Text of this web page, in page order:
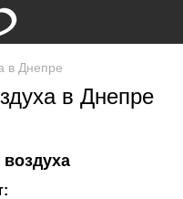
в Днепре
в Днепре